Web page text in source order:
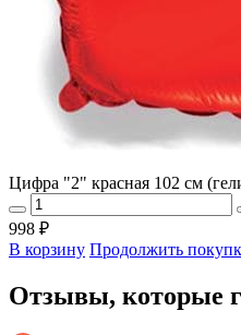
Цифра "2" красная 102 см
998 ₽
В корзину Продолжить
Отзывы, которые